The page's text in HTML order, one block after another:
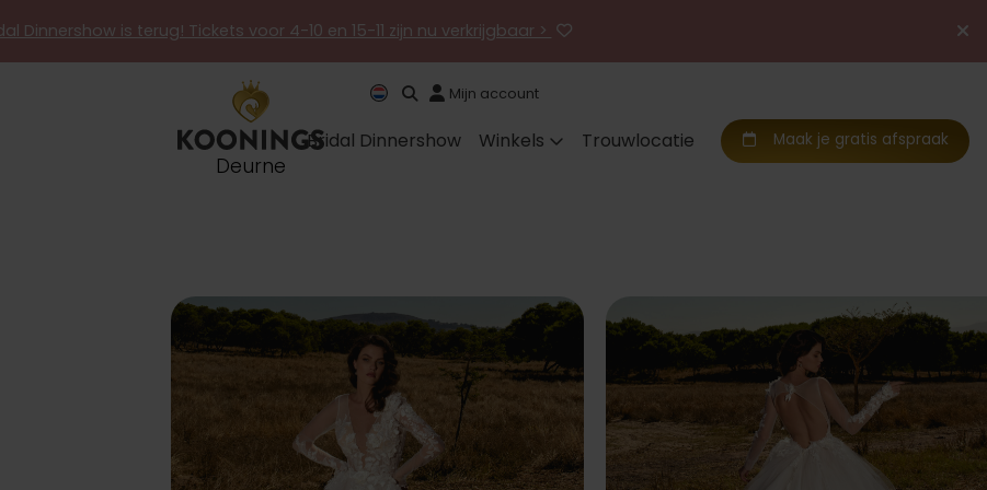
Dinnershow is terug! Tickets voor 4-10 en 15-11 zijn nu verkrijgbaar >
Deurne
Mijn account
Bridal Dinnershow Winkels Trouwlocatie Maak je gratis afspraak